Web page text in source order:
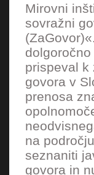
Mirovni
sovražni
prispeval k
govora v
prenosa
na
seznaniti
govora in